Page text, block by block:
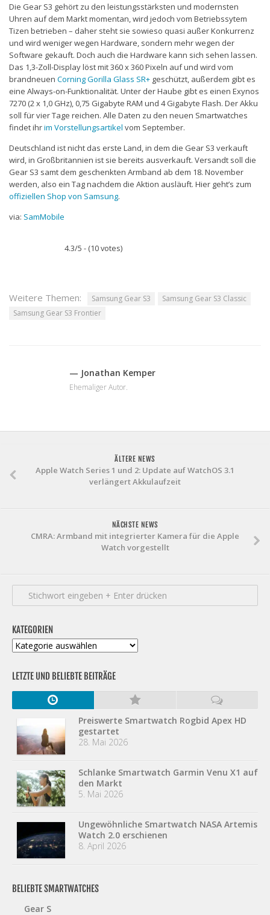
Die Gear S3 gehört zu den leistungsstärksten und modernsten
Uhren auf dem Markt momentan, wird jedoch vom Betriebssytem
Tizen betrieben – daher steht sie sowieso quasi außer Konkurrenz
und wird weniger wegen Hardware, sondern mehr wegen der
Software gekauft. Doch auch die Hardware kann sich sehen lassen.
Das 1,3-Zoll-Display löst mit 360 x 360 Pixeln auf und wird vom
brandneuen Corning Gorilla Glass SR+ geschützt, außerdem gibt es
eine Always-on-Funktionalität. Unter der Haube gibt es einen Exynos
7270 (2 x 1,0 GHz), 0,75 Gigabyte RAM und 4 Gigabyte Flash. Der Akku
soll für vier Tage reichen. Alle Daten zu den neuen Smartwatches
findet ihrim Vorstellungsartikel vom September.
Deutschland ist nicht das erste Land, in dem die Gear S3 verkauft
wird, in Großbritannien ist sie bereits ausverkauft. Versandt soll die
Gear S3 samt dem geschenkten Armband ab dem 18. November
werden, also ein Tag nachdem die Aktion ausläuft. Hier geht’s zum
offiziellen Shop von Samsung.
via: SamMobile
4.3/5 - (10 votes)
Weitere Themen: Samsung Gear S3
Samsung Gear S3 Classic
Samsung Gear S3 Frontier
— Jonathan Kemper
Ehemaliger Autor.
ÄLTERE NEWS
Apple Watch Series 1 und 2: Update auf WatchOS 3.1
verlängert Akkulaufzeit
NÄCHSTE NEWS
CMRA: Armband mit integrierter Kamera für die Apple
Watch vorgestellt
KATEGORIEN
Kategorien
LETZTE UND BELIEBTE BEITRÄGE
Preiswerte Smartwatch Rogbid Apex HD
gestartet
28. Mai 2026
Schlanke Smartwatch Garmin Venu X1 auf
den Markt
5. Mai 2026
Ungewöhnliche Smartwatch NASA Artemis
Watch 2.0 erschienen
8. April 2026
BELIEBTE SMARTWATCHES
Gear S